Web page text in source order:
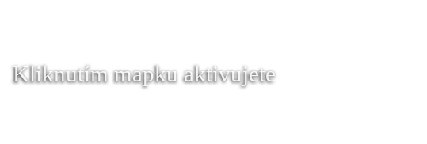
Kliknutím mapku aktivujete